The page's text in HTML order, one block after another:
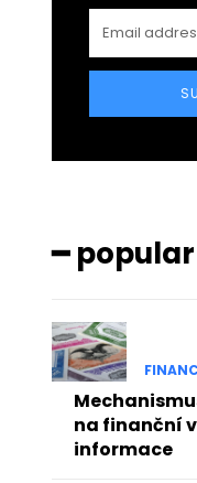
━ popular
na finanční
informace